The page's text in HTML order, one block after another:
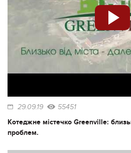
29.09.19 55451
Котеджне містечко Greenville:
проблем.